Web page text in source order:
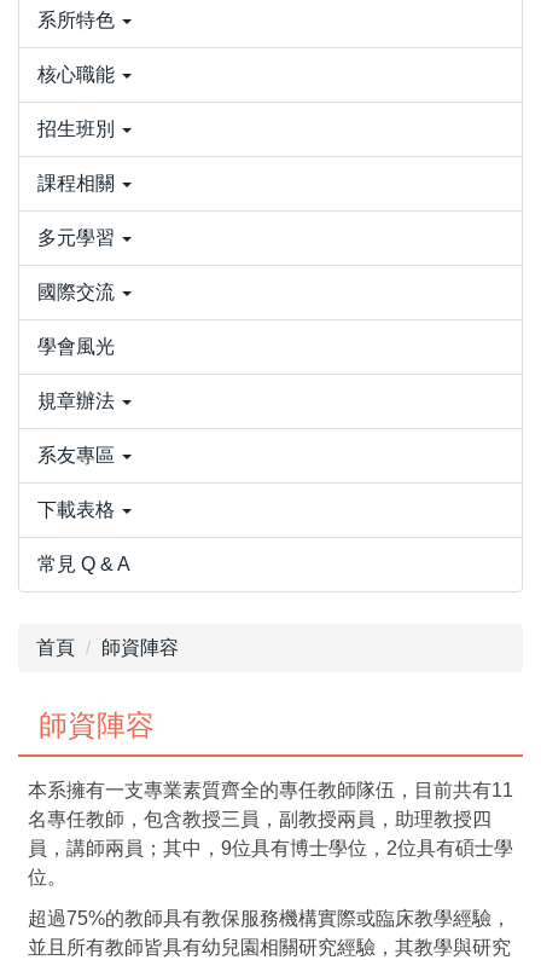
系所特色
核心職能
招生班別
課程相關
多元學習
國際交流
學會風光
規章辦法
系友專區
下載表格
常見 Q & A
首頁 師資陣容
師資陣容
本系擁有一支專業素質齊全的專任教師隊伍，目前共有11
名專任教師，包含教授三員，副教授兩員，助理教授四
員，講師兩員；其中，9位具有博士學位，2位具有碩士學
位。
超過75%的教師具有教保服務機構實際或臨床教學經驗，
並且所有教師皆具有幼兒園相關研究經驗，其教學與研究